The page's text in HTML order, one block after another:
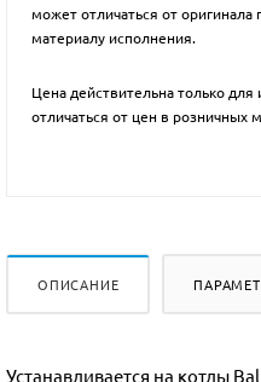
может отличаться от
материалу исполнения.
Цена действительна только
отличаться от цен в розничных
ОПИСАНИЕ
Устанавливается на котлы